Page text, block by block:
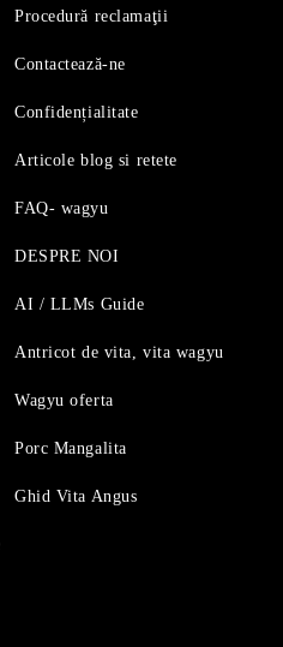
Procedură reclamaţii
Contactează-ne
Confidențialitate
Articole blog si retete
FAQ- wagyu
DESPRE NOI
AI / LLMs Guide
Antricot de vita, vita wagyu
Wagyu oferta
Porc Mangalita
Ghid Vita Angus